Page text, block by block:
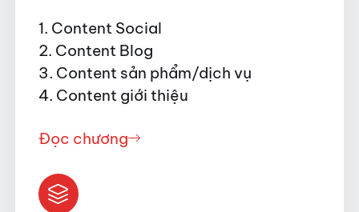
1. Content Social
2. Content Blog
3. Content sản phẩm/dịch vụ
4. Content giới thiệu
Đọc chương